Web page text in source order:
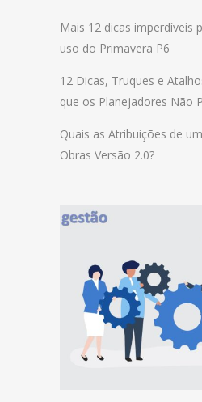
Mais 12 dicas imperdíveis
uso do Primavera P6
12 Dicas, Truques e
que os Planejadores Não
Quais as Atribuições de
Obras Versão 2.0?